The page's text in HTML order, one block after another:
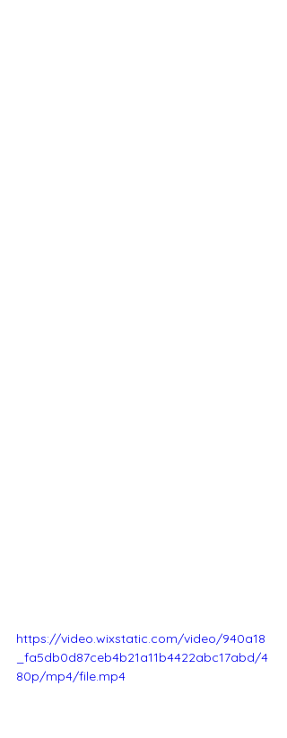
https://video.wixstatic.com/video/940a18
_fa5db0d87ceb4b21a11b4422abc17abd/4
80p/mp4/file.mp4